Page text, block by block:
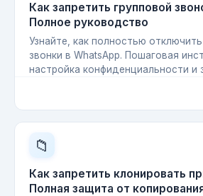
Как запретить групповой
Полное руководство
Узнайте, как полностью
звонки в WhatsApp. Пошаговая
настройка конфиденциальности и
📁
Как запретить клонировать
Полная защита от